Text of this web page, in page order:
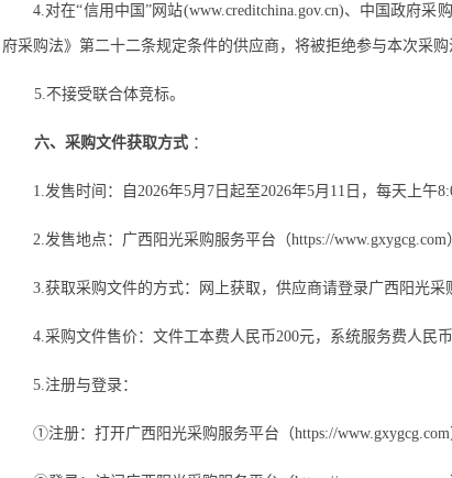
4 对在“信用中国”网站(www.creditchina.gov.cn)、中国政府
府采购法》第二十二条规定条件的供应商，将被拒绝参与本次采购
5. 不接受联合体竞标。
六、采购文件获取方式 ：
1.发售 时间：自 2026年5月 7 日起至2026年5月 11 日，每天上午8:
2.发售地点： 广西阳光采购服务平台（https://www.gxygcg.com
3.获取采购文件的方式：网上获取， 供应商请登录广西阳光采
4.采购文件售价： 文件工本费人民币 200元，系统服务费人民币
5. 注册与登录：
①注册：打开广西阳光采购服务平台（https://